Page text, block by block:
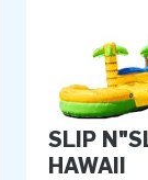
SLIP
HAWAII